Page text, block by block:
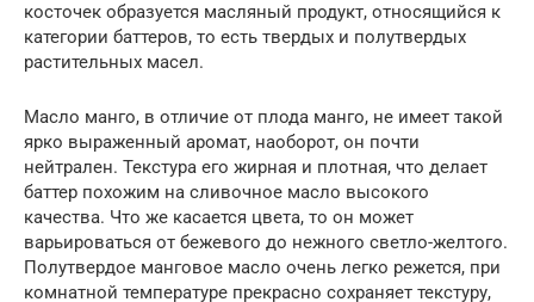
косточек образуется масляный продукт, относящийся к
категории баттеров, то есть твердых и полутвердых
растительных масел.
Масло манго, в отличие от плода манго, не имеет такой
ярко выраженный аромат, наоборот, он почти
нейтрален. Текстура его жирная и плотная, что делает
баттер похожим на сливочное масло высокого
качества. Что же касается цвета, то он может
варьироваться от бежевого до нежного светло-желтого.
Полутвердое манговое масло очень легко режется, при
комнатной температуре прекрасно сохраняет текстуру,